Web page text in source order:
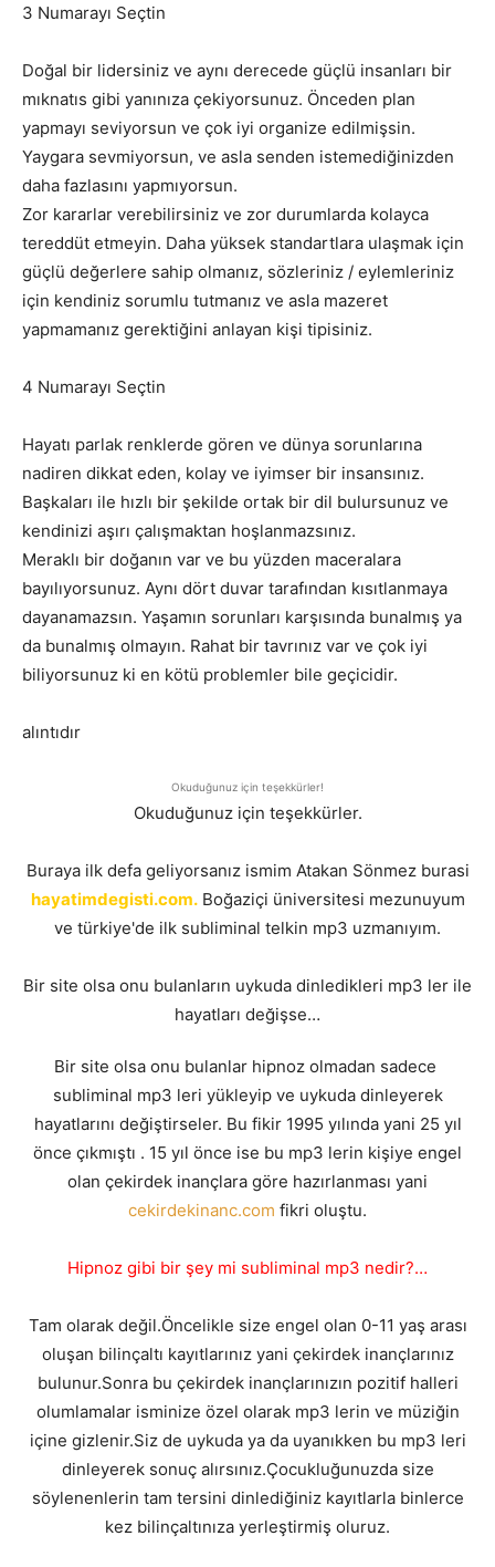
3 Numarayı Seçtin
Doğal bir lidersiniz ve aynı derecede güçlü insanları bir
mıknatıs gibi yanınıza çekiyorsunuz. Önceden plan
yapmayı seviyorsun ve çok iyi organize edilmişsin.
Yaygara sevmiyorsun, ve asla senden istemediğinizden
daha fazlasını yapmıyorsun.
Zor kararlar verebilirsiniz ve zor durumlarda kolayca
tereddüt etmeyin. Daha yüksek standartlara ulaşmak için
güçlü değerlere sahip olmanız, sözleriniz / eylemleriniz
için kendiniz sorumlu tutmanız ve asla mazeret
yapmamanız gerektiğini anlayan kişi tipisiniz.
4 Numarayı Seçtin
Hayatı parlak renklerde gören ve dünya sorunlarına
nadiren dikkat eden, kolay ve iyimser bir insansınız.
Başkaları ile hızlı bir şekilde ortak bir dil bulursunuz ve
kendinizi aşırı çalışmaktan hoşlanmazsınız.
Meraklı bir doğanın var ve bu yüzden maceralara
bayılıyorsunuz. Aynı dört duvar tarafından kısıtlanmaya
dayanamazsın. Yaşamın sorunları karşısında bunalmış ya
da bunalmış olmayın. Rahat bir tavrınız var ve çok iyi
biliyorsunuz ki en kötü problemler bile geçicidir.
alıntıdır
Okuduğunuz için teşekkürler!
Okuduğunuz için teşekkürler.
Buraya ilk defa geliyorsanız ismim Atakan Sönmez burasi
hayatimdegisti.com.Boğaziçi üniversitesi mezunuyum
ve türkiye'de ilk subliminal telkin mp3 uzmanıyım.
Bir site olsa onu bulanların uykuda dinledikleri mp3 ler ile
hayatları değişse…
Bir site olsa onu bulanlar hipnoz olmadan sadece
subliminal mp3 leri yükleyip ve uykuda dinleyerek
hayatlarını değiştirseler. Bu fikir 1995 yılında yani 25 yıl
önce çıkmıştı . 15 yıl önce ise bu mp3 lerin kişiye engel
olan çekirdek inançlara göre hazırlanması yani
cekirdekinanc.com fikri oluştu.
Hipnoz gibi bir şey mi subliminal mp3 nedir?…
Tam olarak değil.Öncelikle size engel olan 0-11 yaş arası
oluşan bilinçaltı kayıtlarınız yani çekirdek inançlarınız
bulunur.Sonra bu çekirdek inançlarınızın pozitif halleri
olumlamalar isminize özel olarak mp3 lerin ve müziğin
içine gizlenir.Siz de uykuda ya da uyanıkken bu mp3 leri
dinleyerek sonuç alırsınız.Çocukluğunuzda size
söylenenlerin tam tersini dinlediğiniz kayıtlarla binlerce
kez bilinçaltınıza yerleştirmiş oluruz.